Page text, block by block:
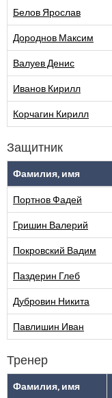
Белов Ярослав
Дороднов Максим
Валуев Денис
Иванов Кирилл
Корчагин Кирилл
Защитник
Фамилия, имя
Портнов Фадей
Гришин Валерий
Покровский Вадим
Паздерин Глеб
Дубровин Никита
Павлишин Иван
Тренер
Фамилия, имя